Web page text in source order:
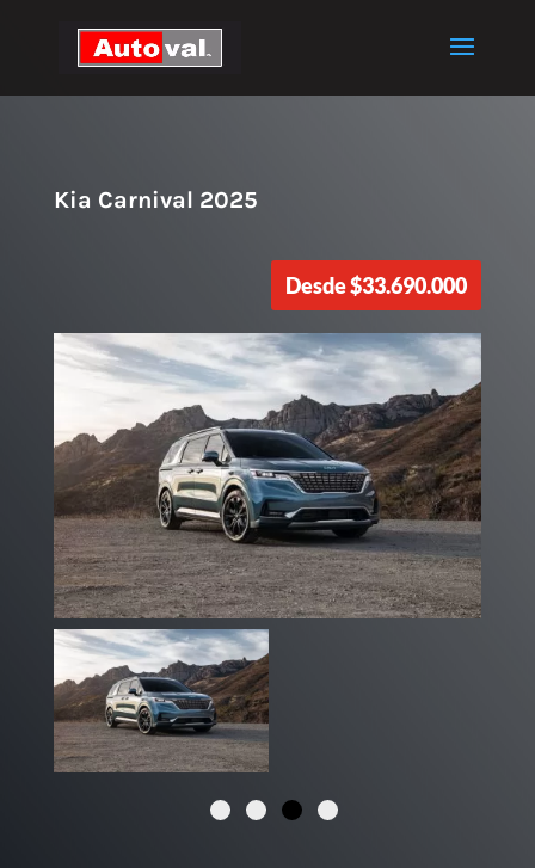
Kia Carnival 2025
Desde$33.690.000